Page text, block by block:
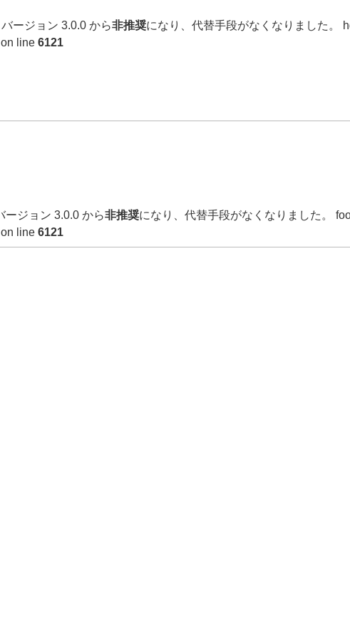
ージョン 3.0.0 から非推奨になり、代替手段がなくなりました。
on line 6121
ージョン 3.0.0 から非推奨になり、代替手段がなくなりました。
on line 6121